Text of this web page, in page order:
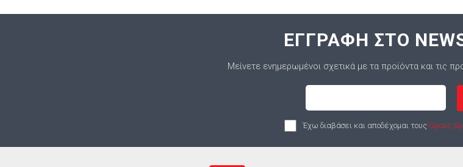
ΕΓΓΡΑΦΗ ΣΤΟ
Μείνετε ενημερωμένοι σχετικά με τα προϊόντα και τις
Έχω διαβάσει και αποδέχομαι τους Όρους